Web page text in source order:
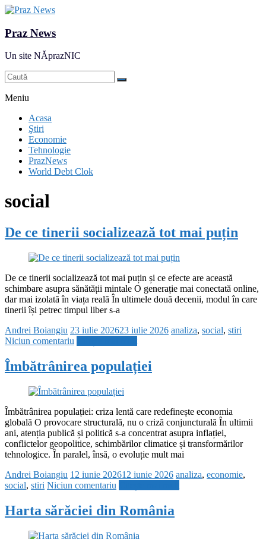
Praz News
Un site NĂprazNIC
Meniu
Acasa
Ştiri
Economie
Tehnologie
PrazNews
World Debt Clok
social
De ce tinerii socializează tot mai puțin
De ce tinerii socializează tot mai puțin și ce efecte are această
schimbare asupra sănătății mintale O generație mai conectată online,
dar mai izolată în viața reală În ultimele două decenii, modul în care
tinerii își petrec timpul liber s-a
Andrei Boiangiu 23 iulie 202623 iulie 2026 analiza, social, stiri
Niciun comentariu
Îmbătrânirea populației
Îmbătrânirea populației: criza lentă care redefinește economia
globală O provocare structurală, nu o criză conjuncturală În ultimii
ani, atenția publică și politică s-a concentrat asupra inflației,
conflictelor geopolitice, schimbărilor climatice și transformărilor
tehnologice. În paralel, însă, o evoluție mult mai
Andrei Boiangiu 12 iunie 202612 iunie 2026 analiza, economie,
social, stiri Niciun comentariu
Harta sărăciei din România